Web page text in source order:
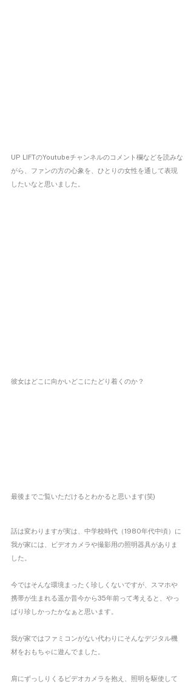
UP LIFTのYoutubeチャンネルのコメント欄などを読みな
がら、ファンの方の心象を、ひとりの女性を通して表現
したいなと思いました。
彼女はどこに向かいどこにたどり着くのか？
最後までご覧いただけるとわかると思います(笑)
話は変わりますが実は、中学校時代（1980年代中頃）に
我が家には、ビデオカメラや撮影用の照明器具がありま
した。
今ではそんな環境まったく珍しくないですが、スマホや
携帯が生まれる遥か昔今から35年前って考えると、やっ
ぱり珍しかったかなぁと思います。
我が家ではファミコンがない代わりにそんなデジタル機
材をおもちゃに遊んでました。
肩にずっしりくるビデオカメラを抱え、照明を駆使して